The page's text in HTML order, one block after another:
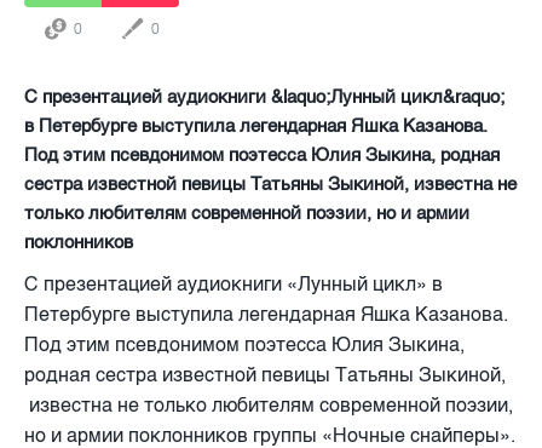
0 0
С презентацией аудиокниги &laquo;Лунный цикл&raquo;
в Петербурге выступила легендарная Яшка Казанова.
Под этим псевдонимом поэтесса Юлия Зыкина, родная
сестра известной певицы Татьяны Зыкиной, известна не
только любителям современной поэзии, но и армии
поклонников
С презентацией аудиокниги «Лунный цикл» в
Петербурге выступила легендарная Яшка Казанова.
Под этим псевдонимом поэтесса Юлия Зыкина,
родная сестра известной певицы Татьяны Зыкиной,
известна не только любителям современной поэзии,
но и армии поклонников группы «Ночные снайперы».